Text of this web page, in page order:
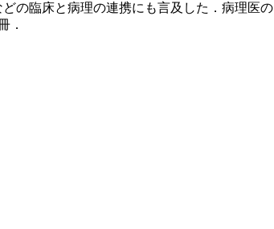
の臨床と病理の連携にも言及した．病理医の
．